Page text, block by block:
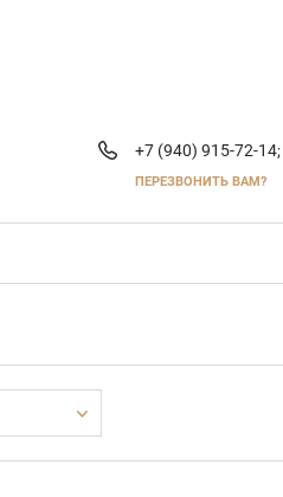
+7 (940) 915-72-14;
ПЕРЕЗВОНИТЬ ВАМ?